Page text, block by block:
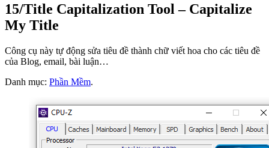
15/Title Capitalization Tool – Capitalize
My Title
Công cụ này tự động sửa tiêu đề thành chữ viết hoa cho các tiêu đề
của Blog, email, bài luận…
Danh mục: Phần Mềm.